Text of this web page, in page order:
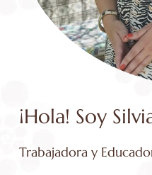
¡Hola! Soy
Trabajadora y